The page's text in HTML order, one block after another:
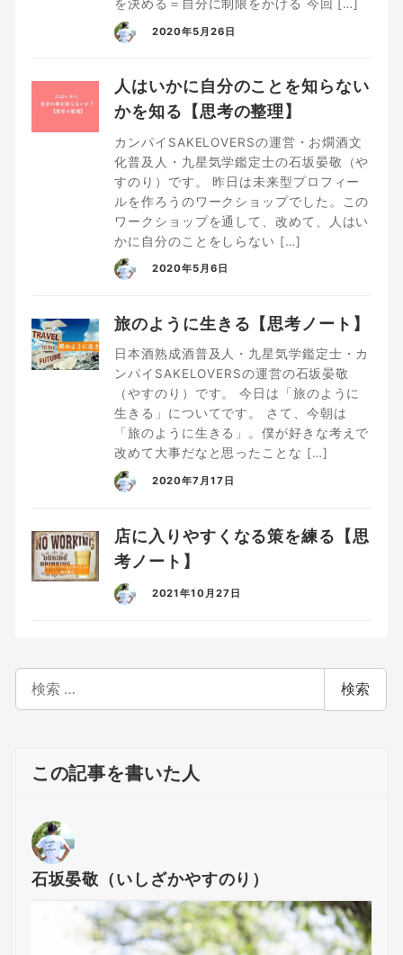
を決める＝自分に制限をかける 今回 […]
2020年5月26日
人はいかに自分のことを知らない
かを知る【思考の整理】
カンパイSAKELOVERSの運営・お燗酒文
化普及人・九星気学鑑定士の石坂晏敬（や
すのり）です。 昨日は未来型プロフィー
ルを作ろうのワークショップでした。この
ワークショップを通して、改めて、人はい
かに自分のことをしらない […]
2020年5月6日
旅のように生きる【思考ノート】
日本酒熟成酒普及人・九星気学鑑定士・カ
ンパイSAKELOVERSの運営の石坂晏敬
（やすのり）です。 今日は「旅のように
生きる」についてです。 さて、今朝は
「旅のように生きる」。僕が好きな考えで
改めて大事だなと思ったことな […]
2020年7月17日
店に入りやすくなる策を練る【思
考ノート】
2021年10月27日
索
検索
この記事を書いた人
石坂晏敬（いしざかやすのり）